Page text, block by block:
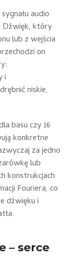
audio
Dźwięk, który
lub z wejścia
on
i
niskie,
basu czy 16
konkretne
za jedno
lub
konstrukcjach
Fouriera, co
dźwięku i
– serce